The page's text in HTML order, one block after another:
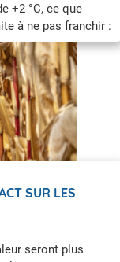
+2 °C, ce que
à ne pas franchir :
effet, les experts
comme les
et les inondations
SUR LES
seront plus